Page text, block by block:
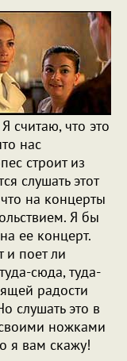
считаю, что это
нас
строит из
слушать этот
на концерты
Я бы
ее концерт.
и поет ли
сюда, туда-
радости
слушать это в
ножками
я вам скажу!